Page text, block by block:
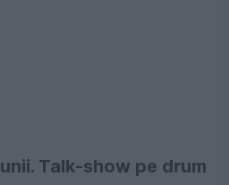
Talk-show pe drum